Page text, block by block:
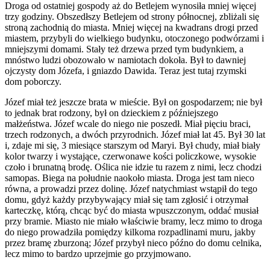
Droga od ostatniej gospody aż do Betlejem wynosiła mniej więcej
trzy godziny. Obszedłszy Betlejem od strony północnej, zbliżali się
stroną zachodnią do miasta. Mniej więcej na kwadrans drogi przed
miastem, przybyli do wielkiego budynku, otoczonego podwórzami i
mniejszymi domami. Stały też drzewa przed tym budynkiem, a
mnóstwo ludzi obozowało w namiotach dokoła. Był to dawniej
ojczysty dom Józefa, i gniazdo Dawida. Teraz jest tutaj rzymski
dom poborczy.
Józef miał też jeszcze brata w mieście. Był on gospodarzem; nie był
to jednak brat rodzony, był on dzieckiem z późniejszego
małżeństwa. Józef wcale do niego nie poszedł. Miał pięciu braci,
trzech rodzonych, a dwóch przyrodnich. Józef miał lat 45. Był 30 lat
i, zdaje mi się, 3 miesiące starszym od Maryi. Był chudy, miał biały
kolor twarzy i wystające, czerwonawe kości policzkowe, wysokie
czoło i brunatną brodę. Oślica nie idzie tu razem z nimi, lecz chodzi
samopas. Biega na południe naokoło miasta. Droga jest tam nieco
równa, a prowadzi przez dolinę. Józef natychmiast wstąpił do tego
domu, gdyż każdy przybywający miał się tam zgłosić i otrzymał
karteczkę, którą, chcąc być do miasta wpuszczonym, oddać musiał
przy bramie. Miasto nie miało właściwie bramy, lecz mimo to droga
do niego prowadziła pomiędzy kilkoma rozpadlinami muru, jakby
przez bramę zburzoną; Józef przybył nieco późno do domu celnika,
lecz mimo to bardzo uprzejmie go przyjmowano.